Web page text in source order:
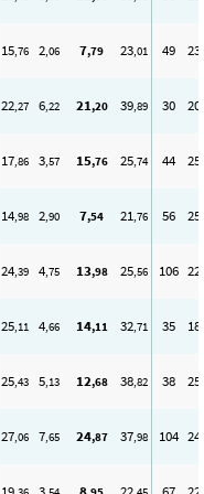
15,76 2,06 7,79 23,01 49 23
22,27 6,22 21,20 39,89 30 20
17,86 3,57 15,76 25,74 44 25
14,98 2,90 7,54 21,76 56 25
24,39 4,75 13,98 25,56 106 22
25,11 4,66 14,11 32,71 35 18
25,43 5,13 12,68 38,82 38 25
27,06 7,65 24,87 37,98 104 24